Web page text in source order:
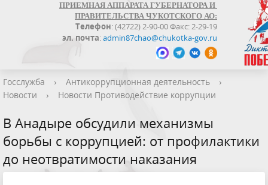
ПРИЕМНАЯ АППАРАТА ГУБЕРНАТОРА И
ПРАВИТЕЛЬСТВА ЧУКОТСКОГО АО:
Телефон: (42722) 2-90-00 Факс: 2-29-19
эл. почта:admin87chao@chukotka-gov.ru
Госслужба › Антикоррупционная деятельность
›
Новости
› Новости Противодействие коррупции
В Анадыре обсудили механизмы
борьбы с коррупцией: от профилактики
до неотвратимости наказания